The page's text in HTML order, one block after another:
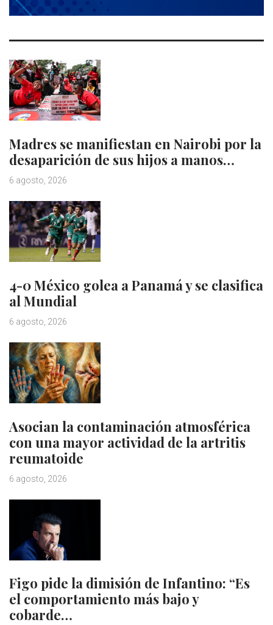
Madres se manifiestan en Nairobi por la
desaparición de sus hijos a manos…
6 agosto, 2026
4-0 México golea a Panamá y se clasifica
al Mundial
6 agosto, 2026
Asocian la contaminación atmosférica
con una mayor actividad de la artritis
reumatoide
6 agosto, 2026
Figo pide la dimisión de Infantino: “Es
el comportamiento más bajo y
cobarde…